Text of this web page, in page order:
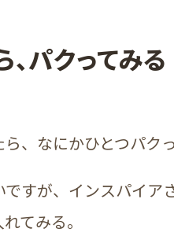
パクってみる
、なにかひとつパクっ
すが、インスパイア
てみる。